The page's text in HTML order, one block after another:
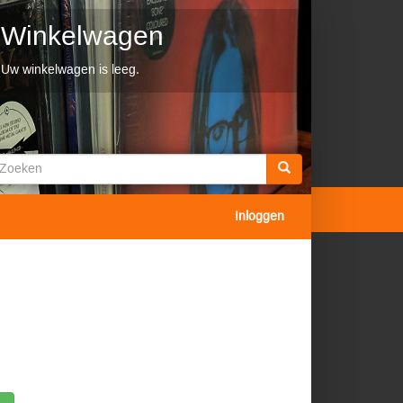
Winkelwagen
Uw winkelwagen is leeg.
Inloggen